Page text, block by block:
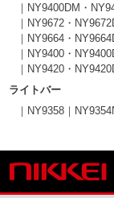
NY9400DM・
NY9672・
NY9664・
NY9400・
NY9420・
ライトバー
NY9358